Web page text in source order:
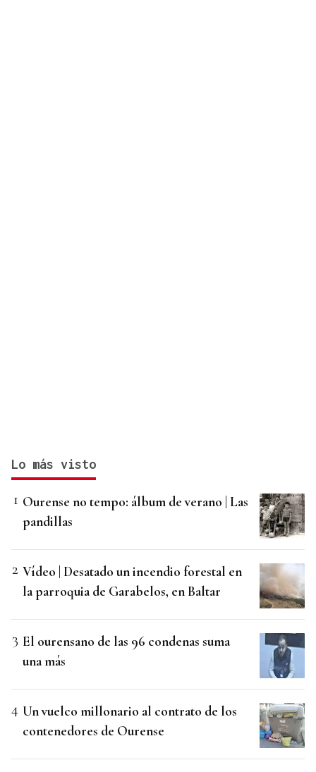
Lo más visto
Ourense no tempo: álbum de verano | Las
pandillas
Vídeo | Desatado un incendio forestal en
la parroquia de Garabelos, en Baltar
El ourensano de las 96 condenas suma
una más
Un vuelco millonario al contrato de los
contenedores de Ourense